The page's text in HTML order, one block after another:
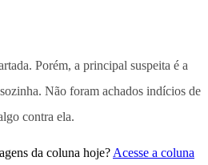
Porém, a principal suspeita é a
Não foram achados indícios de
contra ela.
da coluna hoje? Acesse a coluna